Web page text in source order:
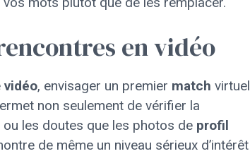
en vidéo
vidéo, envisager un premier match virtuel
non seulement de vérifier la
les doutes que les photos de profil
de même un niveau sérieux d’intérêt